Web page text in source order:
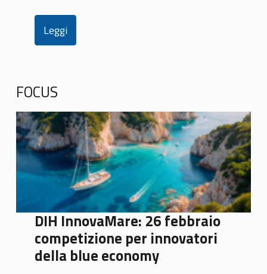
Leggi
FOCUS
DIH InnovaMare: 26 febbraio
competizione per innovatori
della blue economy